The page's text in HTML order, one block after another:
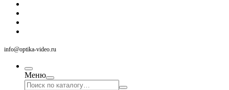
info@optika-video.ru
Меню